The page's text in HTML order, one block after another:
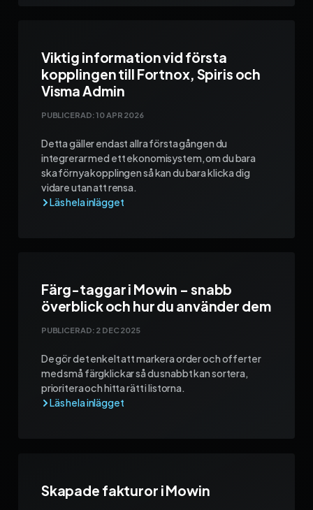
Viktig information vid första
kopplingen till Fortnox, Spiris och
Visma Admin
PUBLICERAD:10 APR 2026
Detta gäller endast allra första gången du
integrerar med ett ekonomisystem, om du bara
ska förnya kopplingen så kan du bara klicka dig
vidare utan att rensa.
Färg-taggar i Mowin – snabb
överblick och hur du använder dem
PUBLICERAD: 2 DEC 2025
De gör det enkelt att markera order och offerter
med små färgklickar så du snabbt kan sortera,
prioritera och hitta rätt i listorna.
Skapade fakturor i Mowin